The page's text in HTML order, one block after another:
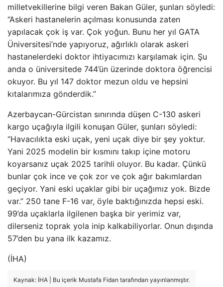
milletvekillerine bilgi veren Bakan Güler, şunları söyledi:
“Askeri hastanelerin açılması konusunda zaten
yapılacak çok iş var. Çok yoğun. Bunu her yıl GATA
Üniversitesi’nde yapıyoruz, ağırlıklı olarak askeri
hastanelerdeki doktor ihtiyacımızı karşılamak için. Şu
anda o üniversitede 744’ün üzerinde doktora öğrencisi
okuyor. Bu yıl 147 doktor mezun oldu ve hepsini
kıtalarımıza gönderdik.”
Azerbaycan-Gürcistan sınırında düşen C-130 askeri
kargo uçağıyla ilgili konuşan Güler, şunları söyledi:
“Havacılıkta eski uçak, yeni uçak diye bir şey yoktur.
Yani 2025 modelin bir kısmını takıp içine motoru
koyarsanız uçak 2025 tarihli oluyor. Bu kadar. Çünkü
bunlar çok ince ve çok zor ve çok ağır bakımlardan
geçiyor. Yani eski uçaklar gibi bir uçağımız yok. Bizde
var.” 250 tane F-16 var, öyle baktığınızda hepsi eski.
99’da uçaklarla ilgilenen başka bir yerimiz var,
dilerseniz toprak yola inip kalkabiliyorlar. Onun dışında
57’den bu yana ilk kazamız.
(İHA)
Kaynak: İHA | Bu içerik Mustafa Fidan tarafından yayınlanmıştır.